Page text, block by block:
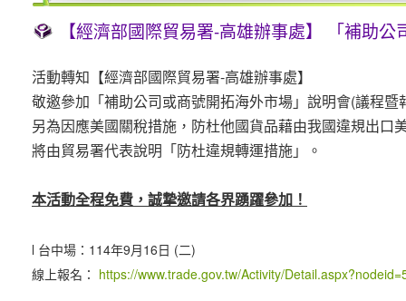
【經濟部國際貿易署-高雄辦事處】 「補助
活動轉知【經濟部國際貿易署-高雄辦事處】
敬邀參加「補助公司或商號開拓海外市場」說明會(議程
另為因應美國關稅措施，防杜他國貨品藉由我國違規出口
將由貿易署代表說明「防杜違規轉運措施」。
本活動全程免費，誠摯邀請各界踴躍參加！
l 台中場：114年9月16日 (二)
線上報名： https://www.trade.gov.tw/Activity/